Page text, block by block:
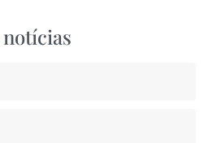
notícias